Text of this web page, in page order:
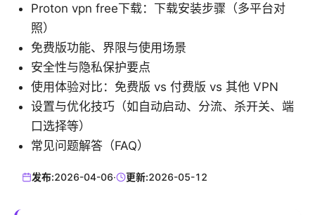
Proton vpn free下载：下载安装步骤（多平台对
照）
免费版功能、界限与使用场景
安全性与隐私保护要点
使用体验对比：免费版 vs 付费版 vs 其他 VPN
设置与优化技巧（如自动启动、分流、杀开关、端
口选择等）
常见问题解答（FAQ）
发布:2026-04-06· 更新:2026-05-12